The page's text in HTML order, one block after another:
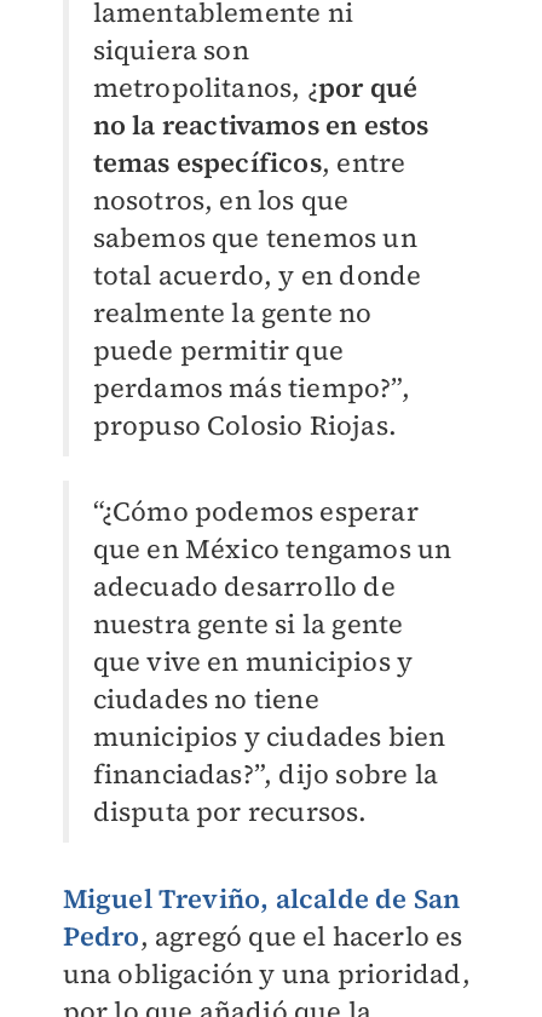
lamentablemente ni
siquiera son
metropolitanos, ¿por qué
no la reactivamos en estos
temas específicos, entre
nosotros, en los que
sabemos que tenemos un
total acuerdo, y en donde
realmente la gente no
puede permitir que
perdamos más tiempo?”,
propuso Colosio Riojas.
“¿Cómo podemos esperar
que en México tengamos un
adecuado desarrollo de
nuestra gente si la gente
que vive en municipios y
ciudades no tiene
municipios y ciudades bien
financiadas?”, dijo sobre la
disputa por recursos.
Miguel Treviño, alcalde de San
Pedro, agregó que el hacerlo es
una obligación y una prioridad,